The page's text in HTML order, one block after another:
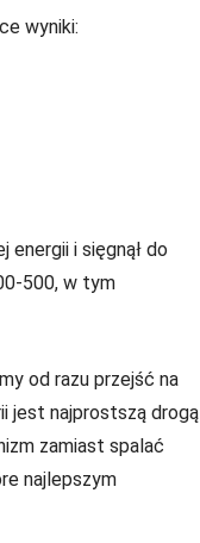
wyniki:
energii i sięgnął do
500, w tym
od razu przejść na
jest najprostszą drogą
zamiast spalać
najlepszym